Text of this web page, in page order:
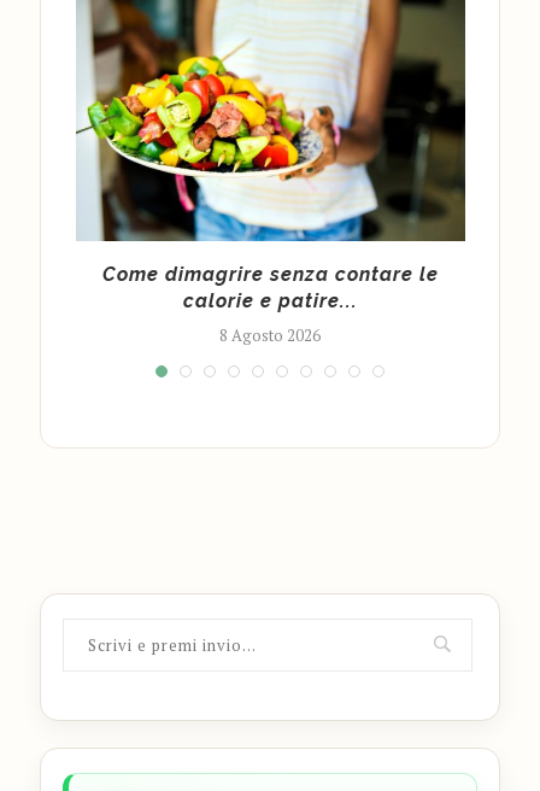
Come dimagrire senza contare le
calorie e patire...
8 Agosto 2026